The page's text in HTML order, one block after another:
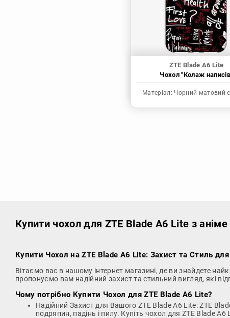
ZTE Blade A6 Lite
Чохол "Колаж
Матеріал: Чорний матовий
Купити чохол для ZTE Blade A6 Lite з
Купити Чохол на ZTE Blade A6 Lite: Захист та Стиль
Вітаємо вас в нашому інтернет магазині, де ви знайдете
пропонуємо вам надійний захист та стильний вигляд, які
Чому потрібно Купити Чохол для ZTE Blade A6 Lite?
Надійний Захист для Вашого ZTE Blade A6 Lite: ZTE
подряпин, падінь і пилу. Купіть чохол для ZTE Blade